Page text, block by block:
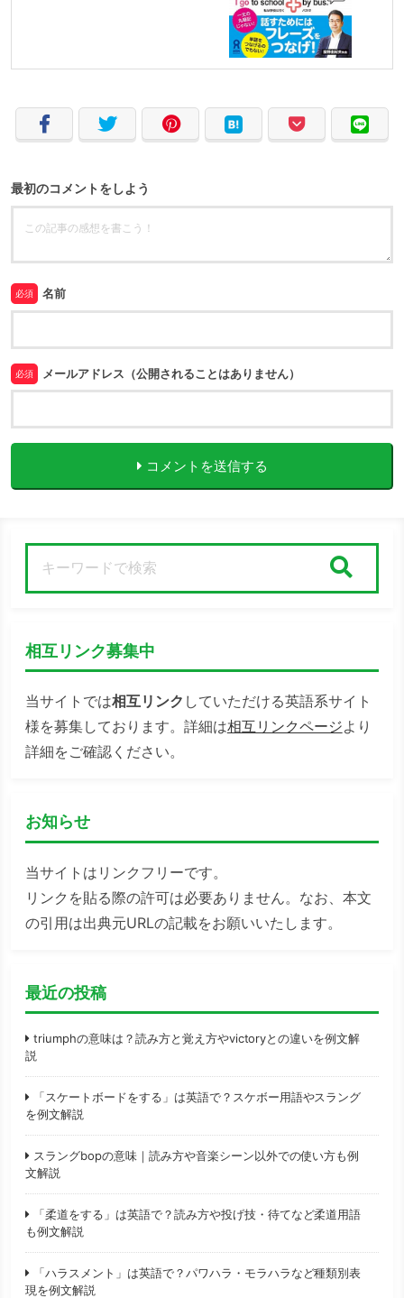
最初のコメントをしよう
必須 名前
必須 メールアドレス（公開されることはありません）
コメントを送信する
相互リンク募集中
当サイトでは相互リンク していただける英語系サイト
様を募集しております。詳細は相互リンクページより
詳細をご確認ください。
お知らせ
当サイトはリンクフリーです。
リンクを貼る際の許可は必要ありません。なお、本文
の引用は出典元URLの記載をお願いいたします。
最近の投稿
triumphの意味は？読み方と覚え方やvictoryとの違いを例文解
説
「スケートボードをする」は英語で？スケボー用語やスラング
を例文解説
スラングbopの意味｜読み方や音楽シーン以外での使い方も例
文解説
「柔道をする」は英語で？読み方や投げ技・待てなど柔道用語
も例文解説
「ハラスメント」は英語で？パワハラ・モラハラなど種類別表
現を例文解説